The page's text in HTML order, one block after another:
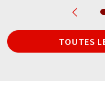
TOUTES